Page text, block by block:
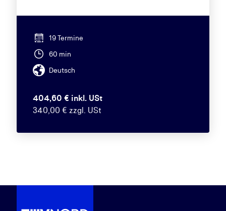
19 Termine
60 min
Deutsch
404,60 € inkl. USt
340,00 € zzgl. USt